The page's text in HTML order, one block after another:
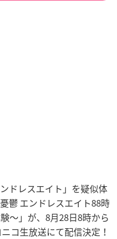
ドレスエイト」を疑似体
鬱 エンドレスエイト88時
～」が、8月28日8時から
コ生放送にて配信決定！